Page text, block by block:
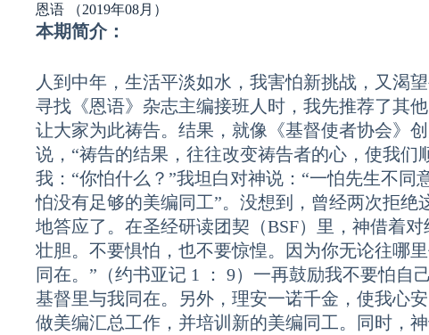
恩语 （2019年08月）
本期简介：
人到中年，生活平淡如水，我害怕新挑战，又渴
寻找《恩语》杂志主编接班人时，我先推荐了其
让大家为此祷告。结果，就像《基督使者协会》
说，“祷告的结果，往往改变祷告者的心，使我们
我：“你怕什么？”我坦白对神说：“一怕先生不同
怕没有足够的美编同工”。没想到，曾经两次拒绝
地答应了。在圣经研读团契（BSF）里，神借着
壮胆。不要惧怕，也不要惊惶。因为你无论往哪
同在。”（约书亚记 1 ： 9）一再鼓励我不要怕自
基督里与我同在。另外，理安一诺千金，使我心
做美编汇总工作，并培训新的美编同工。同时，